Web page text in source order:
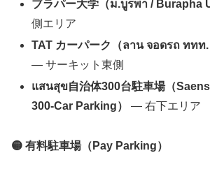
ブラパー大学（ม.บูรพา / Burapha
側エリア
TAT カーパーク（ลาน จอดรถ ททท.
— サーキット東側
แสนสุข自治体300台駐車場（
300-Car Parking）
— 右下エリア
🟡 有料駐車場（Pay Parking）